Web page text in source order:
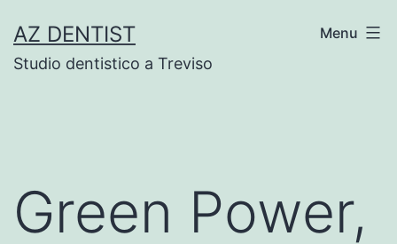
to
content
AZ DENTIST
Studio dentistico a Treviso
Menu
Green Power,